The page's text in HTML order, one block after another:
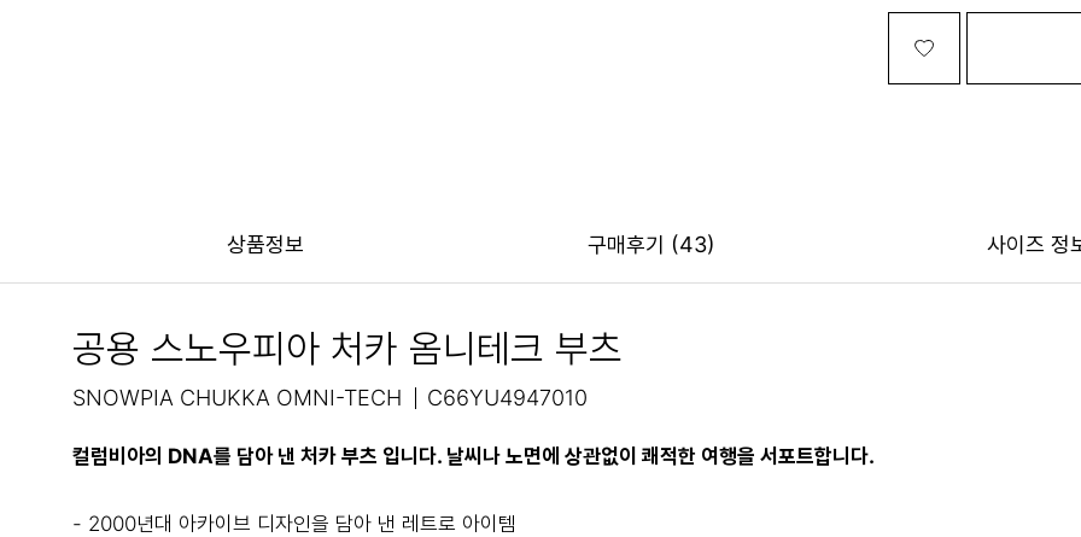
상품정보 구매후기 (43) 사이즈 정
공용 스노우피아 처카 옴니테크 부츠
SNOWPIA CHUKKA OMNI-TECH C66YU4947010
컬럼비아의 DNA를 담아 낸 처카 부츠 입니다. 날씨나 노면에 상관없이 쾌적한 여행을 서포트합니다.
- 2000년대 아카이브 디자인을 담아 낸 레트로 아이템